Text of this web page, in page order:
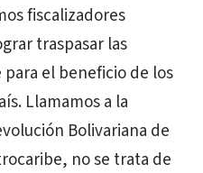
fiscalizadores
traspasar las
el beneficio de los
Llamamos a la
Bolivariana de
no se trata de